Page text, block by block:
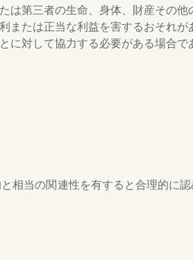
は第三者の生命、身体、財産その
または正当な利益を害するおそれが
に対して協力する必要がある場合
相当の関連性を有すると合理的に